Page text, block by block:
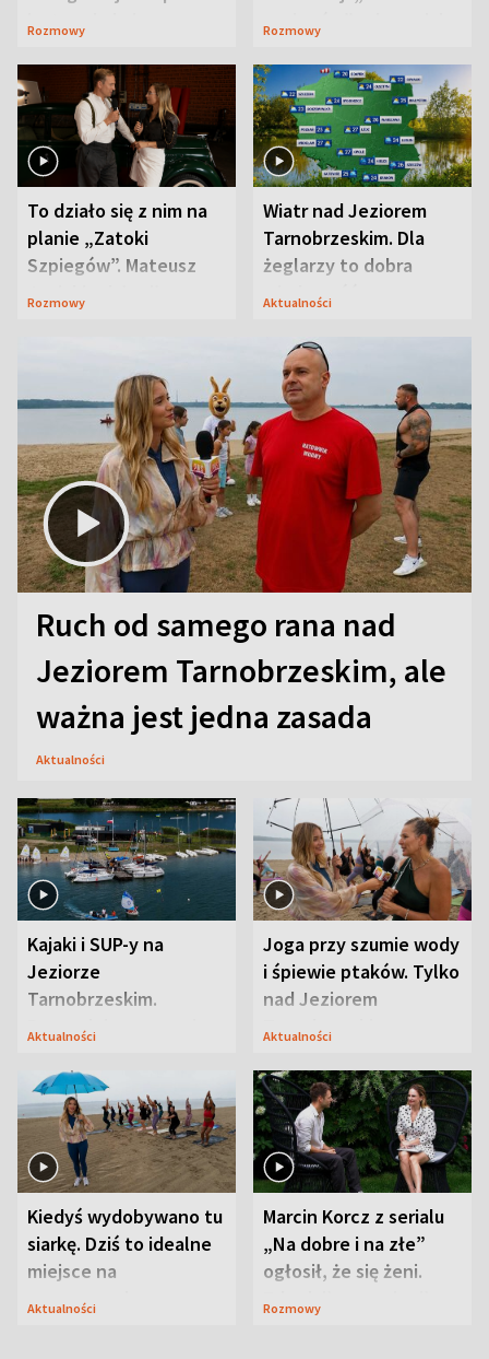
jest zaskakująco
Rozmowy
szpiegów” od razu ich
Rozmowy
To działo się z nim na
planie „Zatoki
Szpiegów”. Mateusz
Janicki odsłonił
Rozmowy
Wiatr nad Jeziorem
Tarnobrzeskim. Dla
żeglarzy to dobra
wiadomość
Aktualności
Ruch od samego rana nad
Jeziorem Tarnobrzeskim, ale
ważna jest jedna zasada
Aktualności
Kajaki i SUP-y na
Jeziorze
Tarnobrzeskim.
Przyrodnicy zwracają
Aktualności
Joga przy szumie wody
i śpiewie ptaków. Tylko
nad Jeziorem
Tarnobrzeskim
Aktualności
Kiedyś wydobywano tu
siarkę. Dziś to idealne
miejsce na
wypoczynek
Aktualności
Marcin Korcz z serialu
„Na dobre i na złe”
ogłosił, że się żeni.
Zdradził, co zmienił
Rozmowy